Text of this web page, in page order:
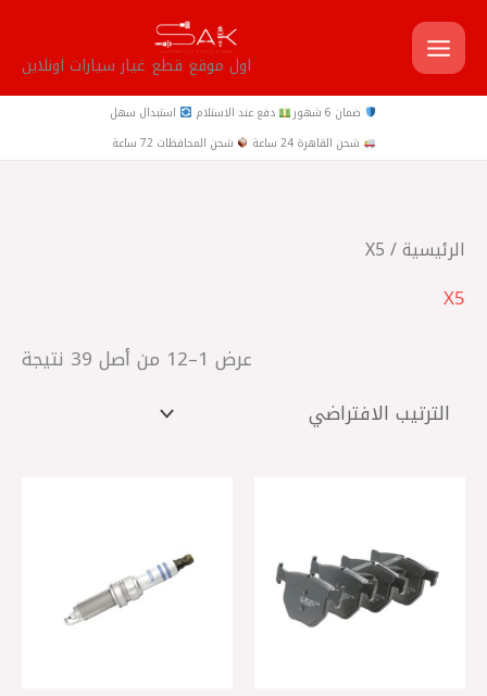
تخطي
إلى
المحتوى
اول موقع قطع غيار سيارات اونلاين
ضمان 6 شهور دفع عند الاستلام
استبدال سهل
شحن القاهرة 24 ساعة
شحن المحافظات 72 ساعة
الرئيسية/ X5
X5
عرض 1–12 من أصل 39 نتيجة